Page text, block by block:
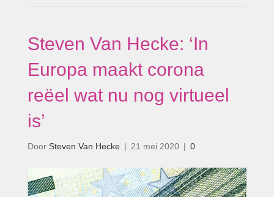
Steven Van Hecke: ‘In
Europa maakt corona
reëel wat nu nog virtueel
is’
Door Steven Van Hecke | 21 mei 2020 | 0